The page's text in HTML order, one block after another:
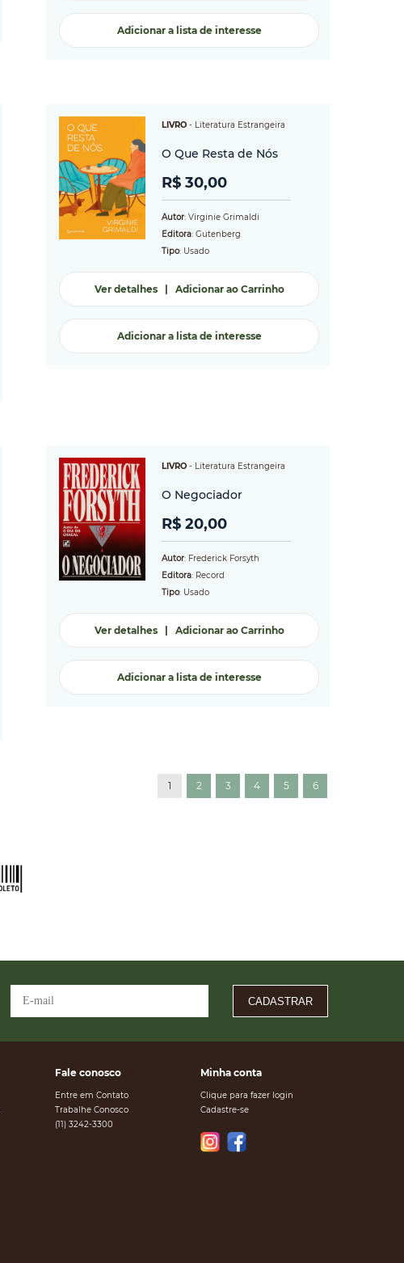
Adicionar a lista de interesse
LIVRO - Literatura Estrangeira
O Que Resta de Nós
R$ 30,00
Autor: Virginie Grimaldi
Editora: Gutenberg
Tipo: Usado
Ver detalhes| Adicionar ao Carrinho
Adicionar a lista de interesse
LIVRO - Literatura Estrangeira
O Negociador
R$ 20,00
Autor: Frederick Forsyth
Editora: Record
Tipo: Usado
Ver detalhes| Adicionar ao Carrinho
Adicionar a lista de interesse
1 2 3 4 5 6
CADASTRAR
Fale conosco
Entre em Contato
Trabalhe Conosco
(11) 3242-3300
Minha conta
Clique para fazer login
Cadastre-se